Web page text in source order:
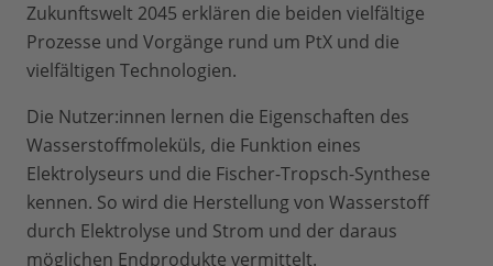
Zukunftswelt 2045 erklären die beiden vielfältige
Prozesse und Vorgänge rund um PtX und die
vielfältigen Technologien.
Die Nutzer:innen lernen die Eigenschaften des
Wasserstoffmoleküls, die Funktion eines
Elektrolyseurs und die Fischer-Tropsch-Synthese
kennen. So wird die Herstellung von Wasserstoff
durch Elektrolyse und Strom und der daraus
möglichen Endprodukte vermittelt.